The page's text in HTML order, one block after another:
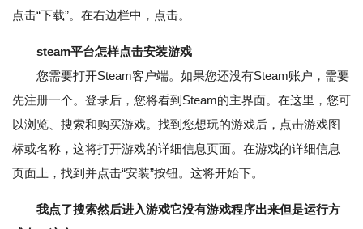
点击“下载”。在右边栏中，点击。
steam平台怎样点击安装游戏
您需要打开Steam客户端。如果您还没有Steam账户，需要
先注册一个。登录后，您将看到Steam的主界面。在这里，您可
以浏览、搜索和购买游戏。找到您想玩的游戏后，点击游戏图
标或名称，这将打开游戏的详细信息页面。在游戏的详细信息
页面上，找到并点击“安装”按钮。这将开始下。
我点了搜索然后进入游戏它没有游戏程序出来但是运行方